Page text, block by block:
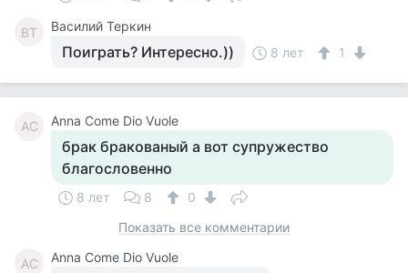
ВТ Василий Теркин
Поиграть? Интересно.)) 8 лет 1
AC Anna Come Dio Vuole
брак бракованый а вот супружество
благословенно
8 лет 8
0
Показать все комментарии
AC Anna Come Dio Vuole